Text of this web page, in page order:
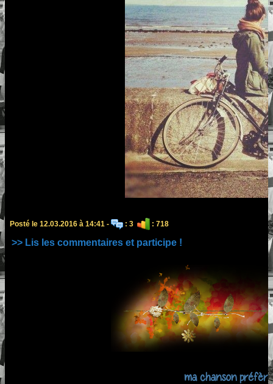
Posté le 12.03.2016 à 14:41 - : 3 : 718
>> Lis les commentaires et participe !
ma chanson